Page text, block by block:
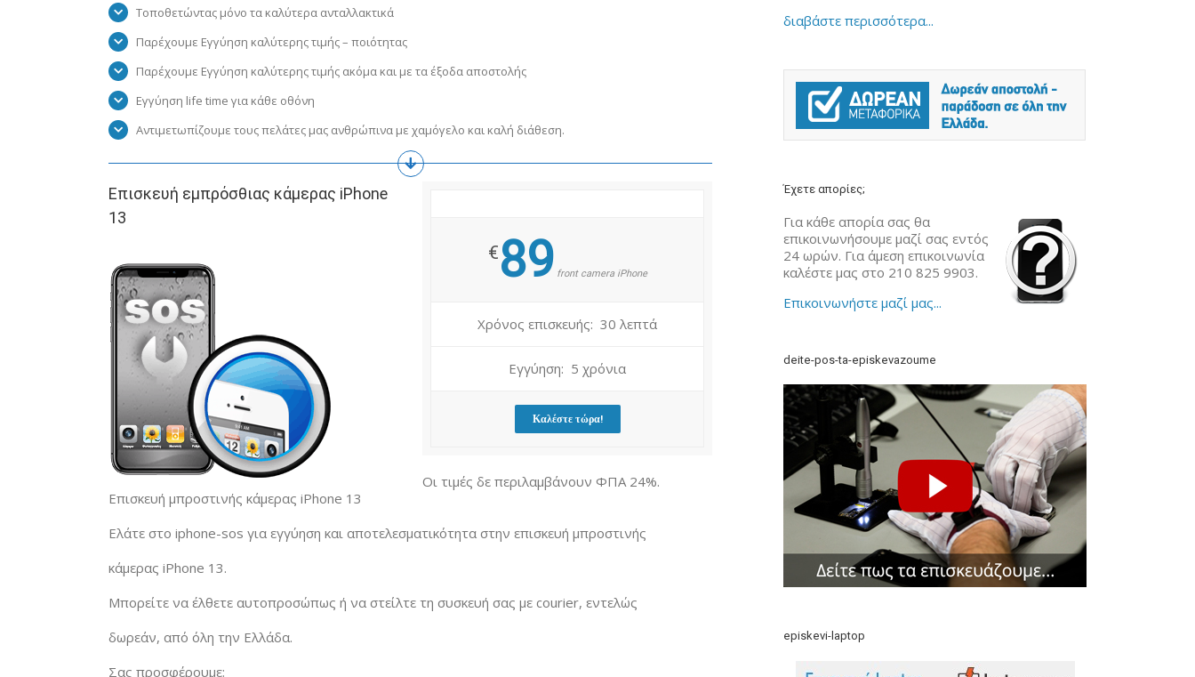
Τοποθετώντας μόνο τα καλύτερα ανταλλακτικά
Παρέχουμε Εγγύηση καλύτερης τιμής – ποιότητας
Παρέχουμε Εγγύηση καλύτερης τιμής ακόμα και με τα έξοδα αποστολής
Εγγύηση life time για κάθε οθόνη
Αντιμετωπίζουμε τους πελάτες μας ανθρώπινα με χαμόγελο και καλή διάθεση.
Επισκευή εμπρόσθιας κάμερας iPhone
13
€89 front camera iPhone
Χρόνος επισκευής: 30 λεπτά
Εγγύηση: 5 χρόνια
Καλέστε τώρα!
Οι τιμές δε περιλαμβάνουν ΦΠΑ 24%.
Επισκευή μπροστινής κάμερας iPhone 13
Ελάτε στο iphone-sos για εγγύηση και αποτελεσματικότητα στην επισκευή μπροστινής
κάμερας iPhone 13.
Μπορείτε να έλθετε αυτοπροσώπως ή να στείλτε τη συσκευή σας με courier, εντελώς
δωρεάν, από όλη την Ελλάδα.
Σας προσφέρουμε:
διαβάστε περισσότερα...
Έχετε απορίες;
Για κάθε απορία σας θα
επικοινωνήσουμε μαζί σας εντός
24 ωρών. Για άμεση επικοινωνία
καλέστε μας στο 210 825 9903.
Επικοινωνήστε μαζί μας...
deite-pos-ta-episkevazoume
episkevi-laptop